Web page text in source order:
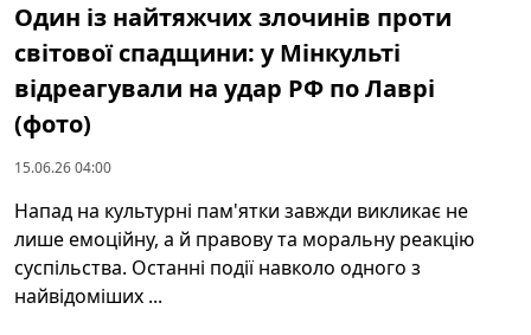
Один із найтяжчих злочинів проти
світової спадщини: у Мінкульті
відреагували на удар РФ по Лаврі
(фото)
15.06.26 04:00
Напад на культурні пам'ятки завжди викликає не
лише емоційну, а й правову та моральну реакцію
суспільства. Останні події навколо одного з
найвідоміших ...